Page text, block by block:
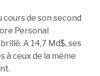
de son second
Personal
A 14,7 Md$, ses
à ceux de la même